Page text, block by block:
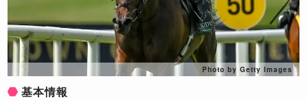
Photo by Getty Images
基本情報